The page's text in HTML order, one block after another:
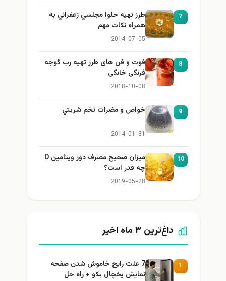
7
طرز تهيه حلوا مجلسي زعفراني به
همراه نكات مهم
2014-07-05
8
فوت و فن های طرز تهیه رب گوجه
فرنگی خانگی
2018-10-08
9 خواص و مضرات تخم شربتي
2014-01-31
10
میزان صحیح مصرف دوز ویتامین D
چه قدر است؟
2019-05-28
داغ‌ترین ۳ ماه اخیر
1
7 علت رایج خاموش شدن صفحه
نمایش یخچال بکو + راه حل